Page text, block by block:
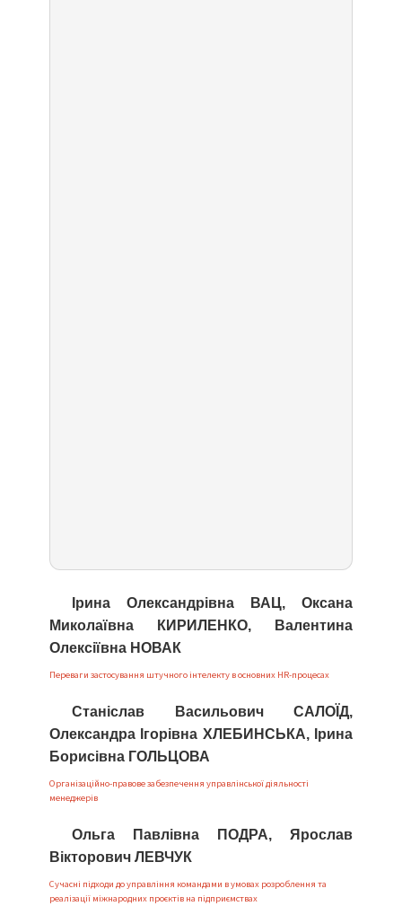
Ірина Олександрівна ВАЦ, Оксана
Миколаївна КИРИЛЕНКО, Валентина
Олексіївна НОВАК
Переваги застосування штучного інтелекту в основних HR-процесах
Станіслав Васильович САЛОЇД,
Олександра Ігорівна ХЛЕБИНСЬКА, Ірина
Борисівна ГОЛЬЦОВА
Організаційно-правове забезпечення управлінської діяльності
менеджерів
Ольга Павлівна ПОДРА, Ярослав
Вікторович ЛЕВЧУК
Сучасні підходи до управління командами в умовах розроблення та
реалізації міжнародних проєктів на підприємствах